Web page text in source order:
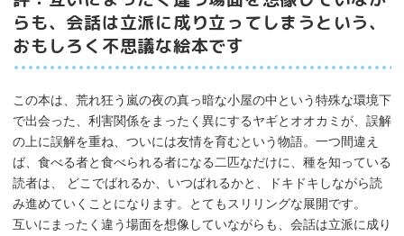
らも、会話は立派に成り立ってしまうという、
おもしろく不思議な絵本です
この本は、荒れ狂う嵐の夜の真っ暗な小屋の中という特殊な環境下
で出会った、利害関係をまったく異にするヤギとオオカミが、誤解
の上に誤解を重ね、ついには友情を育むという物語。一つ間違え
ば、食べる者と食べられる者になる二匹なだけに、種を知っている
読者は、 どこでばれるか、いつばれるかと、ドキドキしながら読
み進めていくことになります。とてもスリリングな展開です。
互いにまったく違う場面を想像していながらも、会話は立派に成り